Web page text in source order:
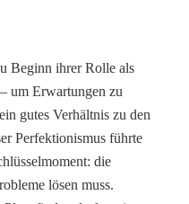
Beginn ihrer Rolle als
um Erwartungen zu
gutes Verhältnis zu den
Perfektionismus führte
die
lösen muss.